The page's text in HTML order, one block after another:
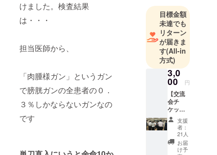
けました。検査結果
は・・・
担当医師から、
「肉腫様ガン」というガン
で膀胱ガンの全患者の０．
３％しかならないガンなの
です
ファースト
フード店に
て就職。数
店舗を経験
しマーケ
ティングや
人材育成術
を学ぶ。そ
の後雑誌広
告会社に転
職し、入社
半年後から
退職する３
年後まで
目標金額
未達でも
リターン
が届きま
す(All-in
方式)
3,0
00 円
【交流
会チ
ケッ
ト】 ◆
仲井本
人より
お礼の
メッ
支援
者：
21人
お届
け予